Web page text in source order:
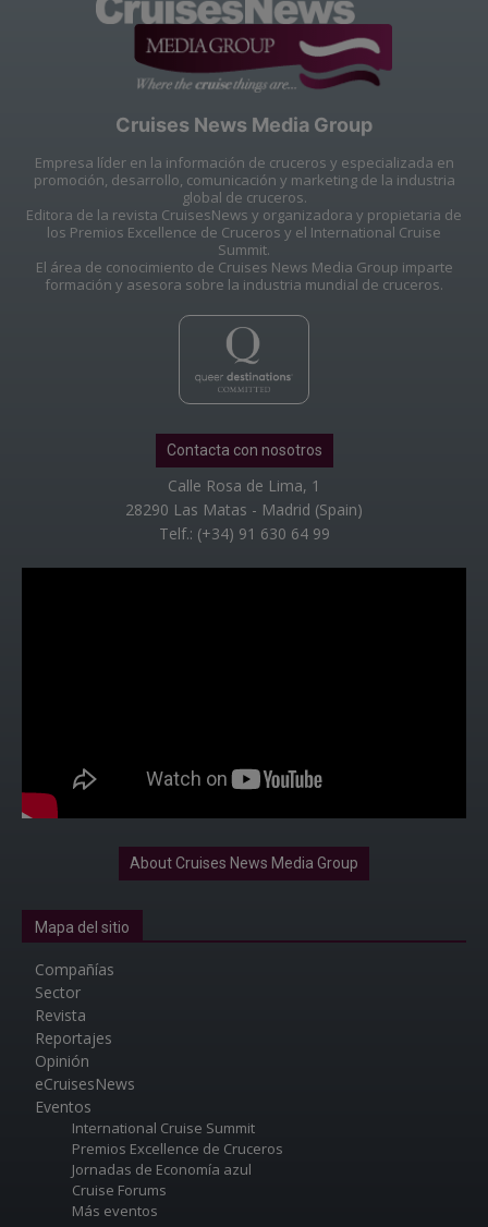
Cruises News Media Group
Empresa líder en la información de cruceros y especializada en
promoción, desarrollo, comunicación y marketing de la industria
global de cruceros.
Editora de la revista CruisesNews y organizadora y propietaria de
los Premios Excellence de Cruceros y el International Cruise
Summit.
El área de conocimiento de Cruises News Media Group imparte
formación y asesora sobre la industria mundial de cruceros.
Contacta con nosotros
Calle Rosa de Lima, 1
28290 Las Matas - Madrid (Spain)
Telf.: (+34) 91 630 64 99
About Cruises News Media Group
Mapa del sitio
Compañías
Sector
Revista
Reportajes
Opinión
eCruisesNews
Eventos
International Cruise Summit
Premios Excellence de Cruceros
Jornadas de Economía azul
Cruise Forums
Más eventos